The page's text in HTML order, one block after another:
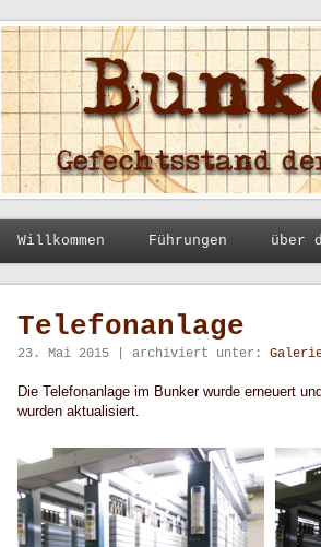
Bunker Ladeburg
41. Fla-Raketenbrigade "Hermann
Willkommen Führungen über
Telefonanlage
23. Mai 2015 | archiviert unter:
Die Telefonanlage im Bunker wurde erneuert
wurden aktualisiert.